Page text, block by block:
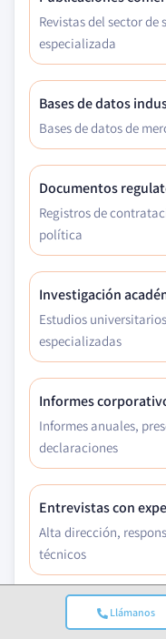
Llámanos
Revistas del sector de
especializada
Bases de datos
Bases de datos de
Documentos
Registros de
política
Investigación
Estudios
especializadas
Informes
Informes anuales,
declaraciones
Entrevistas con
Alta dirección,
técnicos
Archivo GMI